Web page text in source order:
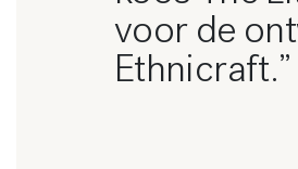
voor de
Ethnicraft.”